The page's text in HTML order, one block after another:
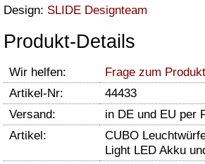
Design: SLIDE Designteam
Produkt-Details
Wir helfen:
Frage zum Produkt
Artikel-Nr:
44433
Versand:
in DE und EU per
Artikel:
CUBO
Light LED Akku